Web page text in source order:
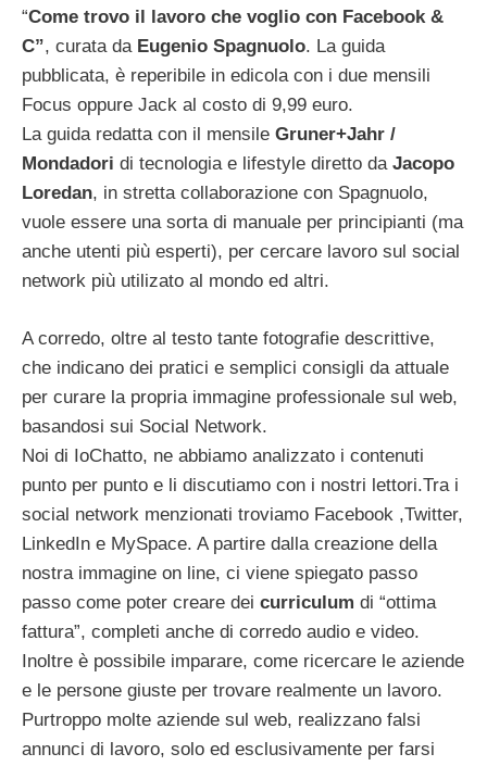
“Come trovo il lavoro che voglio con Facebook &
C”, curata da Eugenio Spagnuolo. La guida
pubblicata, è reperibile in edicola con i due mensili
Focus oppure Jack al costo di 9,99 euro.
La guida redatta con il mensile Gruner+Jahr /
Mondadori di tecnologia e lifestyle diretto da Jacopo
Loredan, in stretta collaborazione con Spagnuolo,
vuole essere una sorta di manuale per principianti (ma
anche utenti più esperti), per cercare lavoro sul social
network più utilizato al mondo ed altri.
A corredo, oltre al testo tante fotografie descrittive,
che indicano dei pratici e semplici consigli da attuale
per curare la propria immagine professionale sul web,
basandosi sui Social Network.
Noi di IoChatto, ne abbiamo analizzato i contenuti
punto per punto e li discutiamo con i nostri lettori.Tra i
social network menzionati troviamo Facebook ,Twitter,
LinkedIn e MySpace. A partire dalla creazione della
nostra immagine on line, ci viene spiegato passo
passo come poter creare dei curriculum di “ottima
fattura”, completi anche di corredo audio e video.
Inoltre è possibile imparare, come ricercare le aziende
e le persone giuste per trovare realmente un lavoro.
Purtroppo molte aziende sul web, realizzano falsi
annunci di lavoro, solo ed esclusivamente per farsi